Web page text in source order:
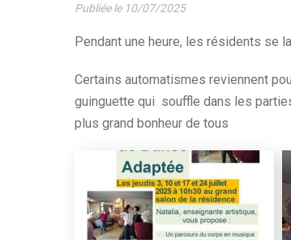
Publiée le 10/07/2025
Pendant une heure, les résidents se
Certains automatismes reviennent
guinguette qui souffle dans les
plus grand bonheur de tous